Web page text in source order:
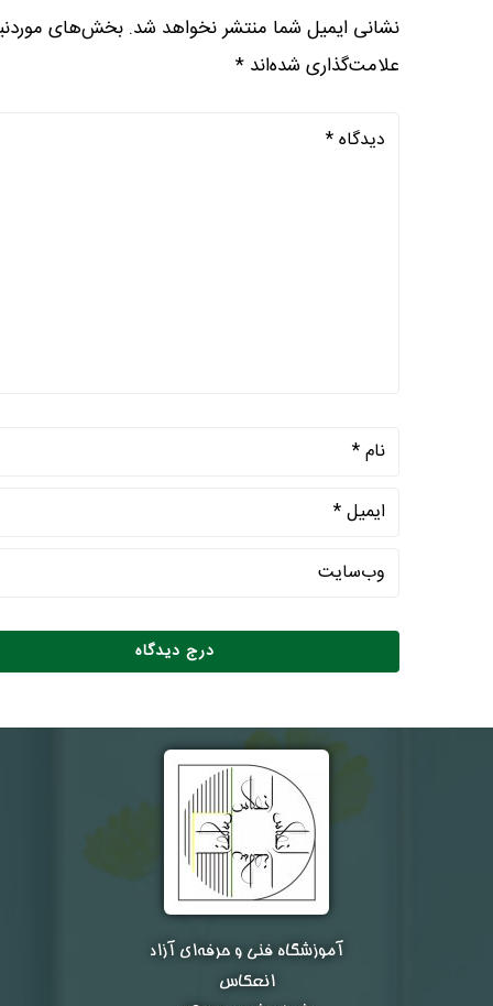
نشانی ایمیل شما منتشر نخواهد شد. بخش‌های
علامت‌گذاری شده‌اند *
آموزشگاه فنی و حرفه‌ای آزاد
انعکاس